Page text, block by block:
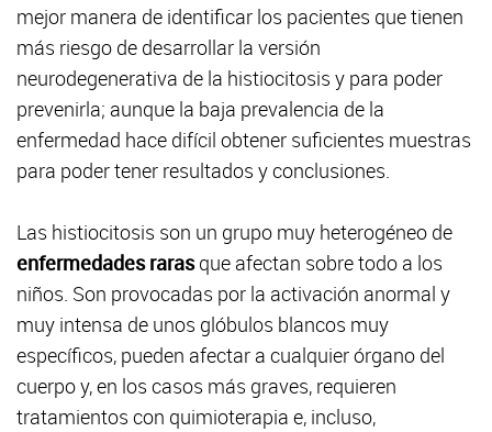
mejor manera de identificar los pacientes que tienen
más riesgo de desarrollar la versión
neurodegenerativa de la histiocitosis y para poder
prevenirla; aunque la baja prevalencia de la
enfermedad hace difícil obtener suficientes muestras
para poder tener resultados y conclusiones.
Las histiocitosis son un grupo muy heterogéneo de
enfermedades rarasque afectan sobre todo a los
niños. Son provocadas por la activación anormal y
muy intensa de unos glóbulos blancos muy
específicos, pueden afectar a cualquier órgano del
cuerpo y, en los casos más graves, requieren
tratamientos con quimioterapia e, incluso,